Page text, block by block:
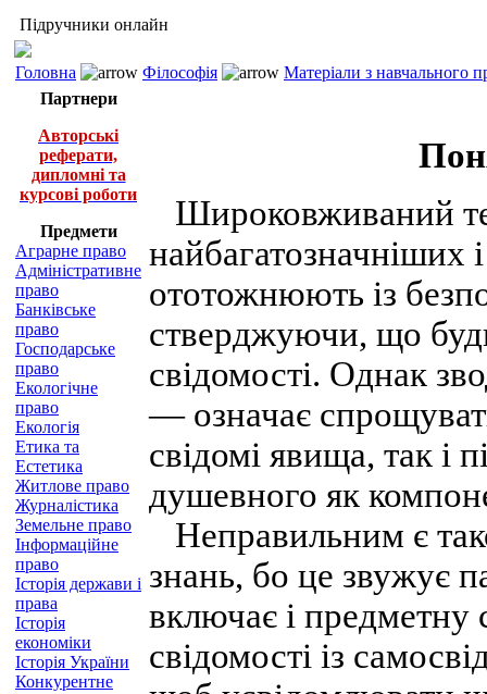
Підручники онлайн
Головна Філософія
Матеріали з навчального
Партнери
Авторські
реферати,
дипломні та
курсові роботи
Предмети
Аграрне право
Адміністративне
право
Банківське
право
Господарське
право
Екологічне
право
Екологія
Етика та
Естетика
Житлове право
Журналістика
Земельне право
Інформаційне
право
Історія держави і
права
Історія
економіки
Історія України
Конкурентне
Широковживаний
найбагатозначніших
ототожнюють із
стверджуючи, що
свідомості. Однак
— означає
свідомі явища, так і
душевного як
Неправильним є
знань, бо це звужує
включає і предметну
свідомості із